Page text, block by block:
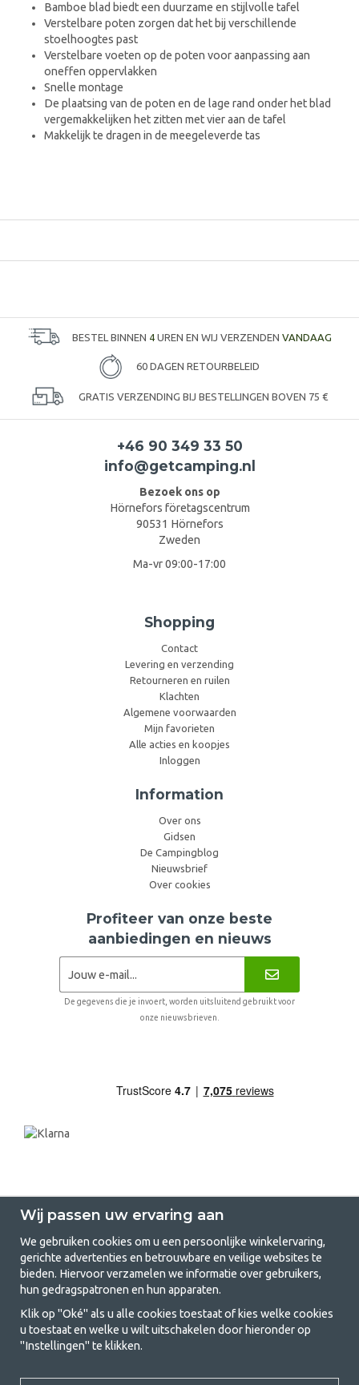
Bamboe blad biedt een duurzame en stijlvolle tafel
Verstelbare poten zorgen dat het bij verschillende
stoelhoogtes past
Verstelbare voeten op de poten voor aanpassing aan
oneffen oppervlakken
Snelle montage
De plaatsing van de poten en de lage rand onder het blad
vergemakkelijken het zitten met vier aan de tafel
Makkelijk te dragen in de meegeleverde tas
BESTEL BINNEN 4UREN EN WIJ VERZENDEN VANDAAG
60 DAGEN RETOURBELEID
GRATIS VERZENDING BIJ BESTELLINGEN BOVEN 75 €
+46 90 349 33 50
info@getcamping.nl
Bezoek ons op
Hörnefors företagscentrum
90531 Hörnefors
Zweden
Ma-vr 09:00-17:00
Shopping
Contact
Levering en verzending
Retourneren en ruilen
Klachten
Algemene voorwaarden
Mijn favorieten
Alle acties en koopjes
Inloggen
Information
Over ons
Gidsen
De Campingblog
Nieuwsbrief
Over cookies
Profiteer van onze beste
aanbiedingen en nieuws
De gegevens die je invoert, worden uitsluitend gebruikt voor
onze nieuwsbrieven.
GetCamping.nl - Jouw winkel voor
kamperen en buitenleven
Kamperen kan een levensstijl zijn of een manier om het gezin samen te
brengen voor een gezamenlijk avontuur. Welke categorie je ook kiest,
bij ons vind je alles wat je nodig hebt aan kampeeraccessoires. Wij
bieden wij zeer scherpe prijzen voor familietenten, caravanluifels en alle
Wij passen uw ervaring aan
We gebruiken cookies om u een persoonlijke winkelervaring,
gerichte advertenties en betrouwbare en veilige websites te
bieden. Hiervoor verzamelen we informatie over gebruikers,
hun gedragspatronen en hun apparaten.
Klik op "Oké" als u alle cookies toestaat of kies welke cookies
u toestaat en welke u wilt uitschakelen door hieronder op
"Instellingen" te klikken.